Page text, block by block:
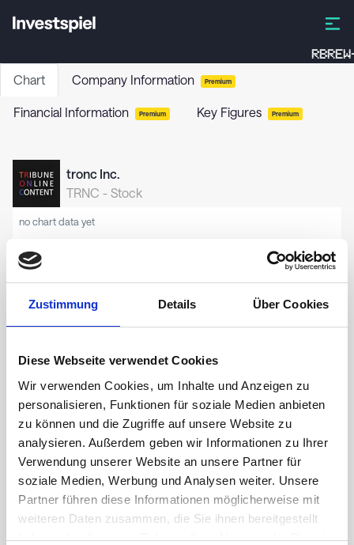
Zustimmung Details Über Cookies
Diese Webseite verwendet Cookies
Wir verwenden Cookies, um Inhalte und Anzeigen zu
personalisieren, Funktionen für soziale Medien anbieten
zu können und die Zugriffe auf unsere Website zu
analysieren. Außerdem geben wir Informationen zu Ihrer
Verwendung unserer Website an unsere Partner für
soziale Medien, Werbung und Analysen weiter. Unsere
Partner führen diese Informationen möglicherweise mit
weiteren Daten zusammen, die Sie ihnen bereitgestellt
haben oder die sie im Rahmen Ihrer Nutzung der Dienste
Chart Company Information Premium
Financial Information Premium Key Figures Premium
tronc Inc.
TRNC - Stock
no chart data yet
1m 3m 5y